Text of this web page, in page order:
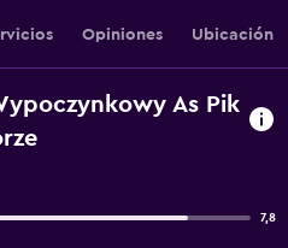
Opiniones Ubicación
As Pik
7,8